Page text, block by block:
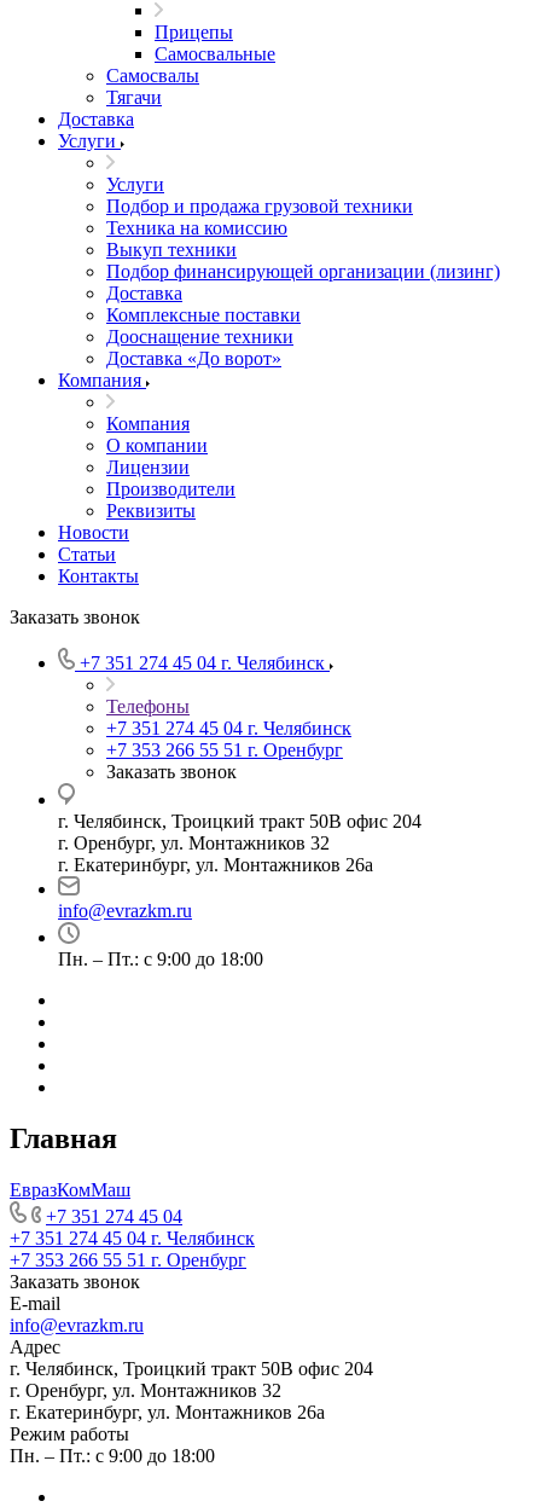
Прицепы
Самосвальные
Самосвалы
Тягачи
Доставка
Услуги
Услуги
Подбор и продажа грузовой техники
Техника на комиссию
Выкуп техники
Подбор финансирующей организации (лизинг)
Доставка
Комплексные поставки
Дооснащение техники
Доставка «До ворот»
Компания
Компания
О компании
Лицензии
Производители
Реквизиты
Новости
Статьи
Контакты
Заказать звонок
+7 351 274 45 04 г. Челябинск
Телефоны
+7 351 274 45 04 г. Челябинск
+7 353 266 55 51 г. Оренбург
Заказать звонок
г. Челябинск, Троицкий тракт 50В офис 204
г. Оренбург, ул. Монтажников 32
г. Екатеринбург, ул. Монтажников 26а
info@evrazkm.ru
Пн. – Пт.: с 9:00 до 18:00
Главная
ЕвразКомМаш
+7 351 274 45 04
+7 351 274 45 04 г. Челябинск
+7 353 266 55 51 г. Оренбург
Заказать звонок
E-mail
info@evrazkm.ru
Адрес
г. Челябинск, Троицкий тракт 50В офис 204
г. Оренбург, ул. Монтажников 32
г. Екатеринбург, ул. Монтажников 26а
Режим работы
Пн. – Пт.: с 9:00 до 18:00